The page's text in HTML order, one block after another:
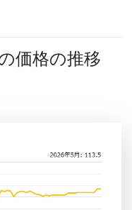
価格の推移